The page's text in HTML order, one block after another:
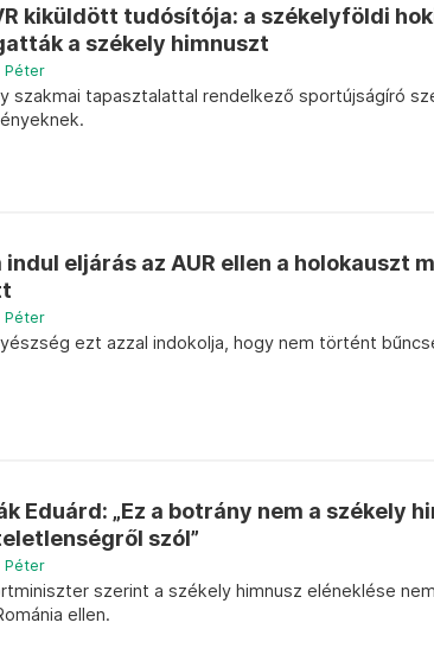
kiküldött tudósítója: a székelyföldi
a székely himnuszt
Péter
szakmai tapasztalattal rendelkező sportújságíró
indul eljárás az AUR ellen a holokauszt
Péter
ezt azzal indokolja, hogy nem történt
Eduárd: „Ez a botrány nem a székely
szól”
Péter
szerint a székely himnusz eléneklése
ellen.